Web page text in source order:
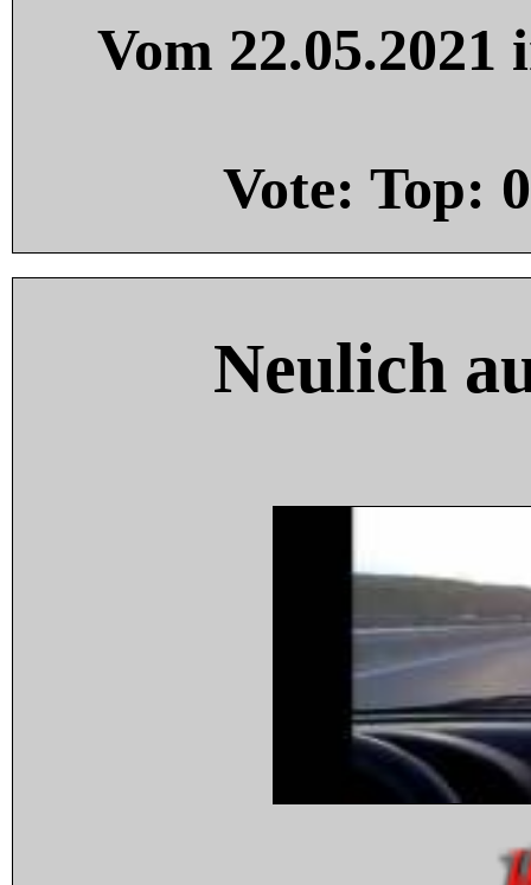
Vom
Vote: Top: 0
Neulich